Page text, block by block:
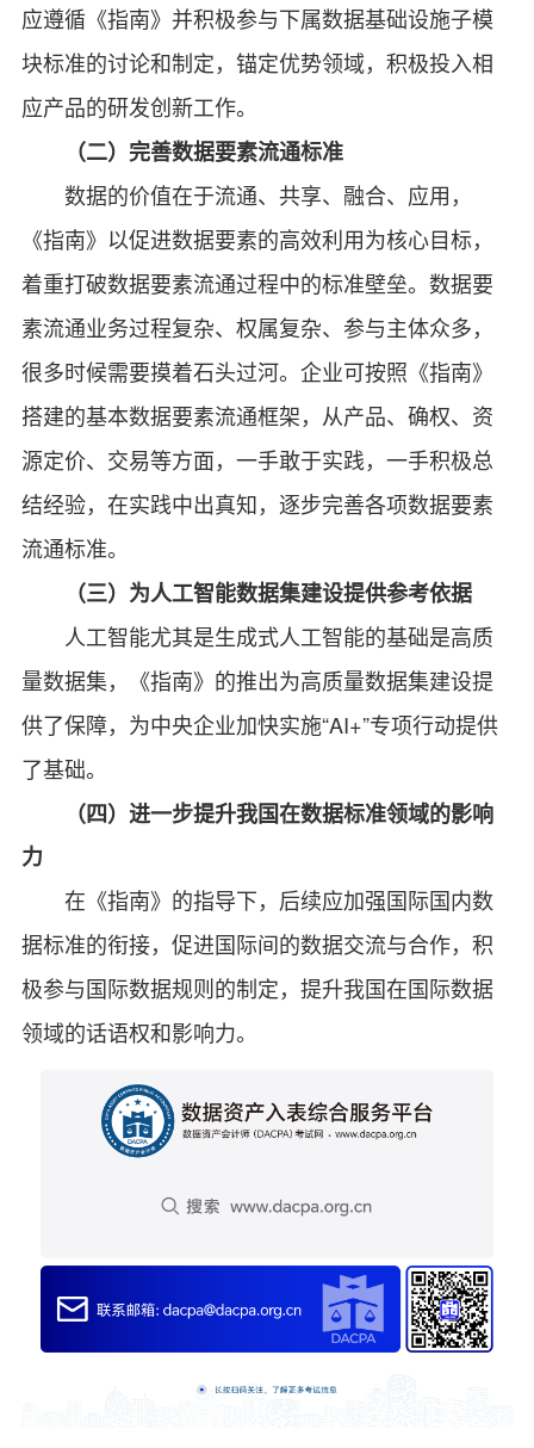
应遵循《指南》并积极参与下属数据基础设施子模
块标准的讨论和制定，锚定优势领域，积极投入相
应产品的研发创新工作。
（二）完善数据要素流通标准
数据的价值在于流通、共享、融合、应用，
《指南》以促进数据要素的高效利用为核心目标，
着重打破数据要素流通过程中的标准壁垒。数据要
素流通业务过程复杂、权属复杂、参与主体众多，
很多时候需要摸着石头过河。企业可按照《指南》
搭建的基本数据要素流通框架，从产品、确权、资
源定价、交易等方面，一手敢于实践，一手积极总
结经验，在实践中出真知，逐步完善各项数据要素
流通标准。
（三）为人工智能数据集建设提供参考依据
人工智能尤其是生成式人工智能的基础是高质
量数据集，《指南》的推出为高质量数据集建设提
供了保障，为中央企业加快实施“AI+”专项行动提供
了基础。
（四）进一步提升我国在数据标准领域的影响
力
在《指南》的指导下，后续应加强国际国内数
据标准的衔接，促进国际间的数据交流与合作，积
极参与国际数据规则的制定，提升我国在国际数据
领域的话语权和影响力。